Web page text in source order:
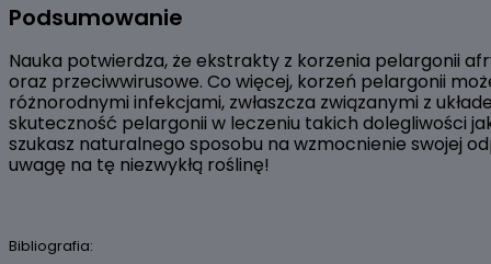
Podsumowanie
Nauka potwierdza, że ekstrakty z korzenia pelargonii
oraz przeciwwirusowe. Co więcej, korzeń pelargonii
różnorodnymi infekcjami, zwłaszcza związanymi z
skuteczność pelargonii w leczeniu takich dolegliwości
szukasz naturalnego sposobu na wzmocnienie swojej
uwagę na tę niezwykłą roślinę!
Bibliografia: